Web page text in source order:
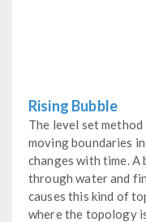
Rising Bubble
The level set
moving boundaries
changes with time.
through water and
causes this kind of
where the topology